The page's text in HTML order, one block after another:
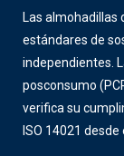
Las almohadillas
estándares de
independientes.
posconsumo
verifica su
ISO 14021